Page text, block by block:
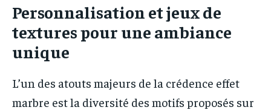
Personnalisation et jeux de
textures pour une ambiance
unique
L’un des atouts majeurs de la crédence effet
marbre est la diversité des motifs proposés sur